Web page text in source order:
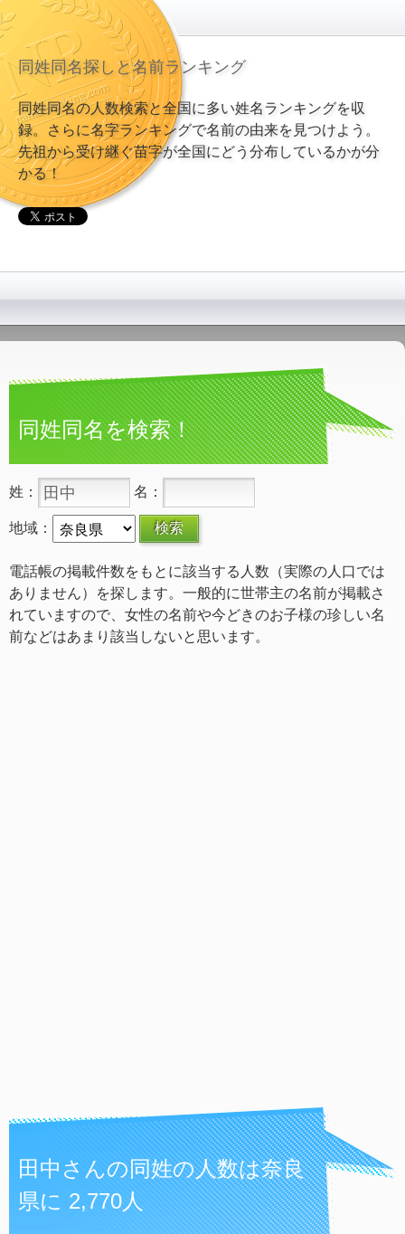
同姓同名探しと名前ランキング
同姓同名の人数検索と全国に多い姓名ランキングを収
録。さらに名字ランキングで名前の由来を見つけよう。
先祖から受け継ぐ苗字が全国にどう分布しているかが分
かる！
同姓同名を検索！
姓： 名：
地域：
電話帳の掲載件数をもとに該当する人数（実際の人口では
ありません）を探します。一般的に世帯主の名前が掲載さ
れていますので、女性の名前や今どきのお子様の珍しい名
前などはあまり該当しないと思います。
田中さんの同姓の人数は奈良
県に 2,770人